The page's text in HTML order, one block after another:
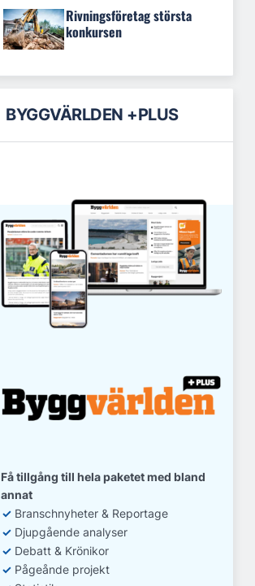
Rivningsföretag största
konkursen
BYGGVÄRLDEN +PLUS
Få tillgång till hela paketet med bland
annat
✓ Branschnyheter & Reportage
✓ Djupgående analyser
✓ Debatt & Krönikor
✓ Pågeånde projekt